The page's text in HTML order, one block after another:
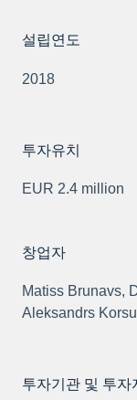
설립연도
2018
투자유치
EUR 2.4 million
창업자
Matiss Brunavs,
Aleksandrs
투자기관 및 투자